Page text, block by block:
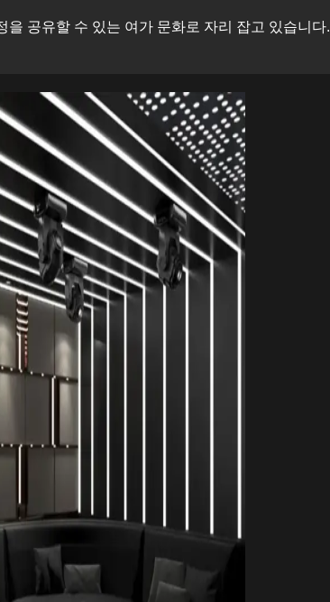
공유할 수 있는 여가 문화로 자리 잡고 있습니다.